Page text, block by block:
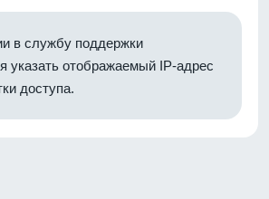
в службу поддержки
указать отображаемый IP-адрес
доступа.